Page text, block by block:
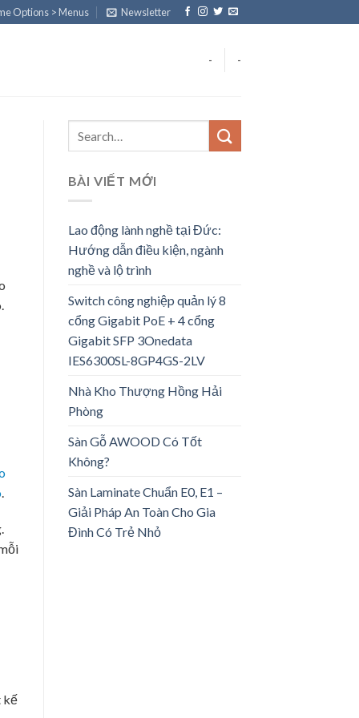
Options > Menus Newsletter
- -
kế
BÀI VIẾT MỚI
Lao động lành nghề tại Đức:
Hướng dẫn điều kiện, ngành
nghề và lộ trình
Switch công nghiệp quản lý 8
cổng Gigabit PoE + 4 cổng
Gigabit SFP 3Onedata
IES6300SL-8GP4GS-2LV
Nhà Kho Thượng Hồng Hải
Phòng
Sàn Gỗ AWOOD Có Tốt
Không?
Sàn Laminate Chuẩn E0, E1 –
Giải Pháp An Toàn Cho Gia
Đình Có Trẻ Nhỏ